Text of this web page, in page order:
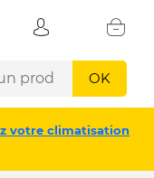
OK
votre climatisation